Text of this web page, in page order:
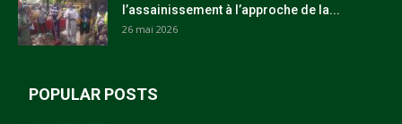
l’assainissement à l’approche de la...
26 mai 2026
POPULAR POSTS